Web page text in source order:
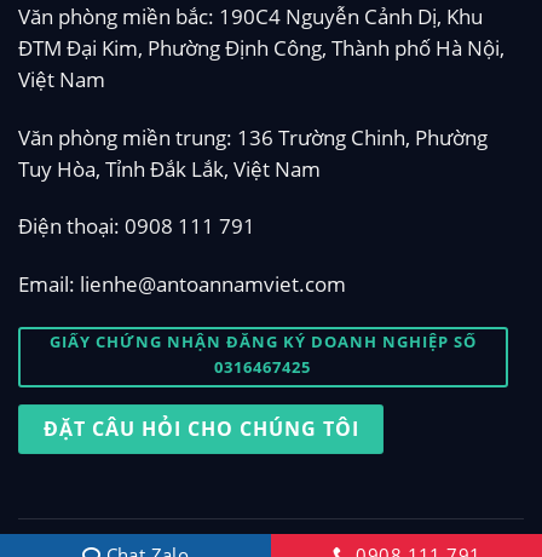
Văn phòng miền bắc: 190C4 Nguyễn Cảnh Dị, Khu
ĐTM Đại Kim, Phường Định Công, Thành phố Hà Nội,
Việt Nam
Văn phòng miền trung: 136 Trường Chinh, Phường
Tuy Hòa, Tỉnh Đắk Lắk, Việt Nam
Điện thoại: 0908 111 791
Email: lienhe@antoannamviet.com
GIẤY CHỨNG NHẬN ĐĂNG KÝ DOANH NGHIỆP SỐ
0316467425
ĐẶT CÂU HỎI CHO CHÚNG TÔI